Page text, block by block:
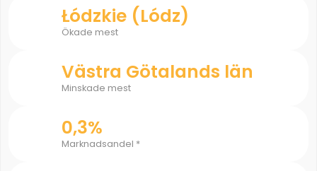
Łódzkie (Lódz)
Ökade mest
Västra Götalands län
Minskade mest
0,3%
Marknadsandel *